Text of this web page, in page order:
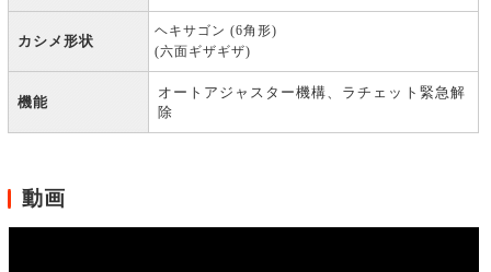
カシメ形状
ヘキサゴン (6角形)
(六面ギザギザ)
機能
オートアジャスター機構、ラチェット緊急解
除
動画